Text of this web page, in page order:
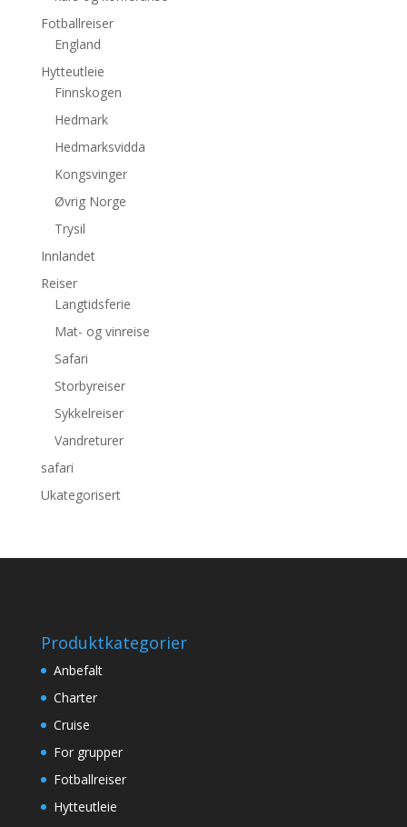
Fotballreiser
England
Hytteutleie
Finnskogen
Hedmark
Hedmarksvidda
Kongsvinger
Øvrig Norge
Trysil
Innlandet
Reiser
Langtidsferie
Mat- og vinreise
Safari
Storbyreiser
Sykkelreiser
Vandreturer
safari
Ukategorisert
Produktkategorier
Anbefalt
Charter
Cruise
For grupper
Fotballreiser
Hytteutleie